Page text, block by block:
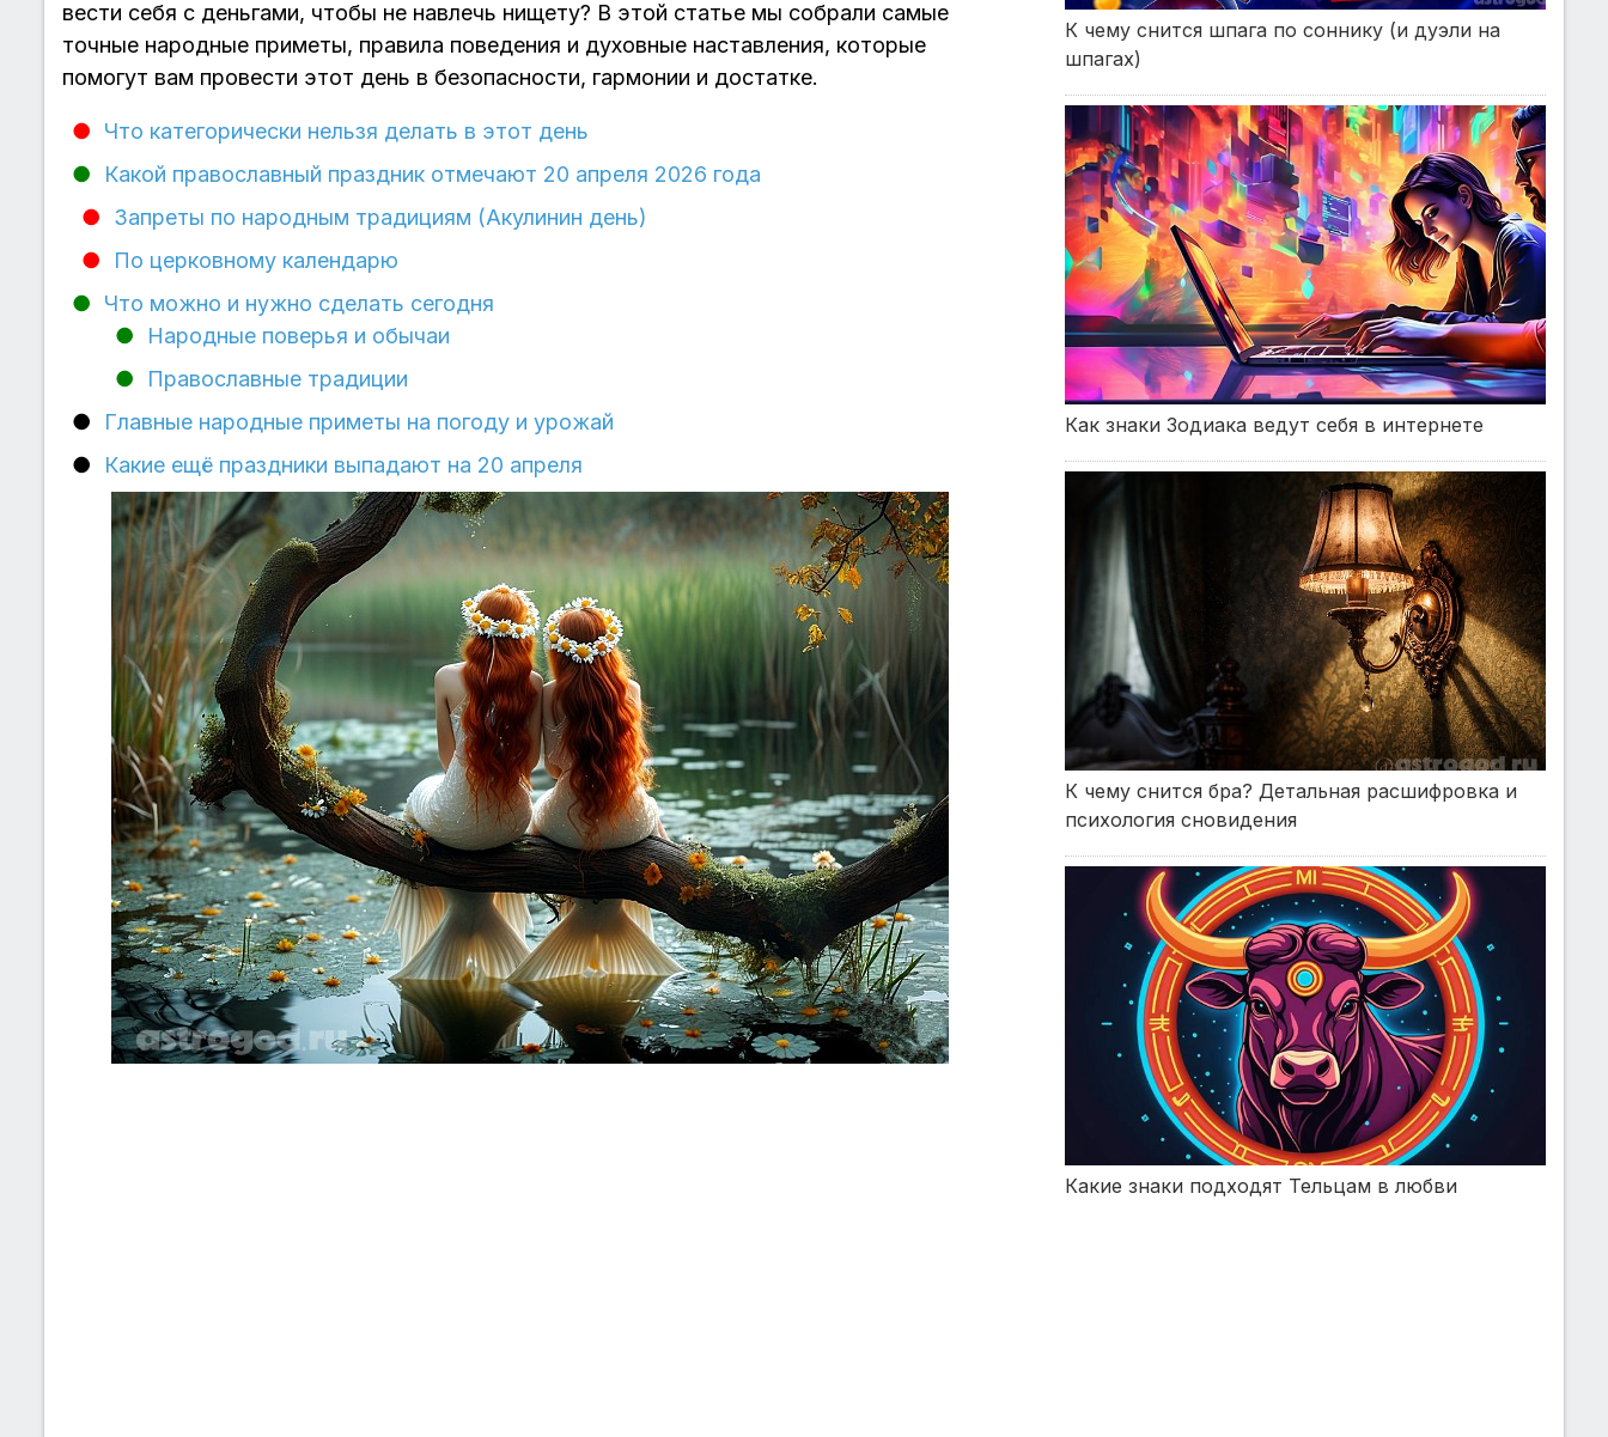
вести себя с деньгами, чтобы не навлечь нищету? В этой статье мы собрали самые
точные народные приметы, правила поведения и духовные наставления, которые
помогут вам провести этот день в безопасности, гармонии и достатке.
Что категорически нельзя делать в этот день
Какой православный праздник отмечают 20 апреля 2026 года
Запреты по народным традициям (Акулинин день)
По церковному календарю
Что можно и нужно сделать сегодня
Народные поверья и обычаи
Православные традиции
Главные народные приметы на погоду и урожай
Какие ещё праздники выпадают на 20 апреля
К чему снится шпага по соннику (и дуэли на
шпагах)
Как знаки Зодиака ведут себя в интернете
К чему снится бра? Детальная расшифровка и
психология сновидения
Какие знаки подходят Тельцам в любви